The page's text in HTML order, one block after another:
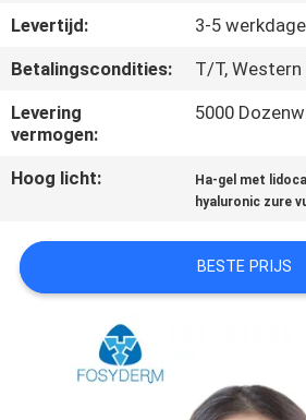
NIEUWS
GEVALLEN
VRAAG
EEN
OFFERTE
SHOPPING
ONLINE
Levertijd:
3-5
Betalingscondities:
T/T, Western
Levering
vermogen:
5000
Hoog licht: Ha-gel met
hyaluronic zure
BESTE PRIJS